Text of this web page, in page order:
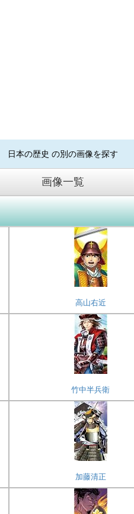
日本の歴史 の別の画像を探す
画像一覧
高山右近
竹中半兵衛
加藤清正